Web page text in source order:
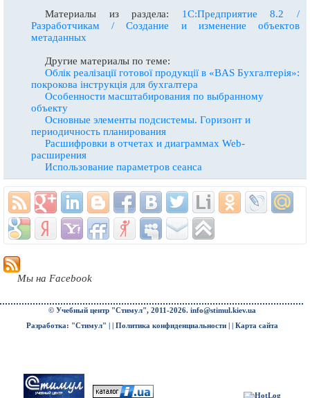
Материалы из раздела: 1С:Предприятие 8.2 /
Разработчикам / Создание и изменение объектов
метаданных
Другие материалы по теме:
Облiк реалiзацiї готової продукцiї в «BAS Бухгалтерiя»:
покрокова iнструкцiя для бухгалтера
Особенности масштабирования по выбранному
объекту
Основные элементы подсистемы. Горизонт и
периодичность планирования
Расшифровки в отчетах и диаграммах Web-
расширения
Использование параметров сеанса
Мы на Facebook
© Учебный центр "Стимул", 2011-2026. info@stimul.kiev.ua
Разработка: "Стимул" | | Политика конфиденциальности| | Карта сайта